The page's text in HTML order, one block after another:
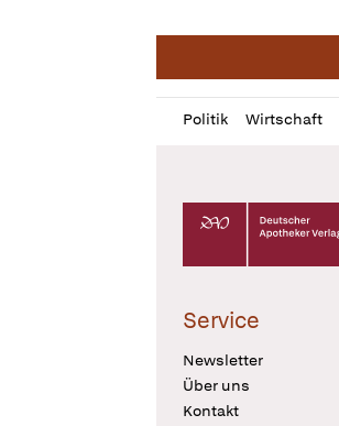
Politik Wirtschaft
Profil
öffnen
Daz
Pur
Deutscher
Service
Newsletter
Über uns
Kontakt